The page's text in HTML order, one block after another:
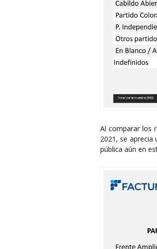
Al comparar los
2021, se aprecia
pública aún en